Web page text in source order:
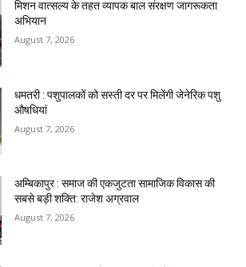
मिशन वात्सल्य के तहत व्यापक बाल संरक्षण जागरूकता
अभियान
August 7, 2026
धमतरी : पशुपालकों को सस्ती दर पर मिलेंगी जेनेरिक पशु
औषधियां
August 7, 2026
अम्बिकापुर : समाज की एकजुटता सामाजिक विकास की
सबसे बड़ी शक्ति: राजेश अग्रवाल
August 7, 2026